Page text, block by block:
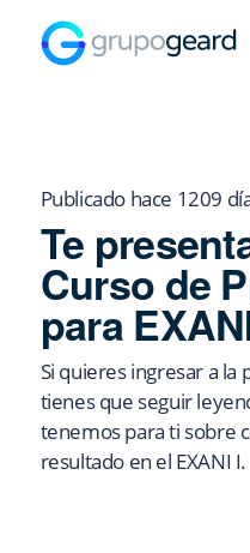
Publicado hace 1209
Te
Curso de
para
Si quieres ingresar a
tienes que seguir
tenemos para ti sobre
resultado en el EXANI I.